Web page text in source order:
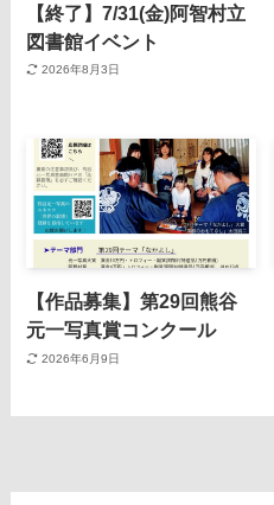
【終了】7/31(金)阿智村立
図書館イベント
2026年8月3日
【作品募集】第29回熊谷
元一写真賞コンクール
2026年6月9日